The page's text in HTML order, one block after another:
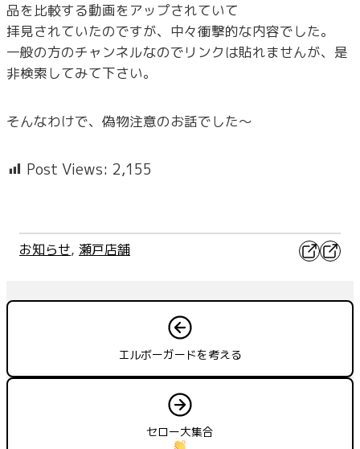
品を比較する動画をアップされていて
拝見されていたのですが、中々衝撃的な内容でした。
一般の方のチャンネルなのでリンクは貼れませんが、是
非検索してみて下さい。
そんなわけで、偽物注意のお話でした～
Post Views: 2,155
お知らせ, 瀬戸店舗 X
エルボーガードを考える
セロー大集合